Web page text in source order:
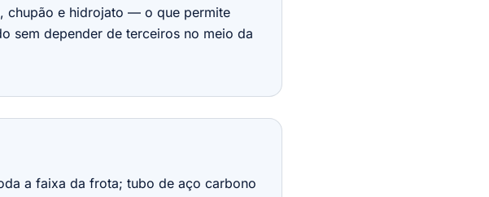
chupão e hidrojato — o que permite
sem depender de terceiros no meio da
a faixa da frota; tubo de aço carbono